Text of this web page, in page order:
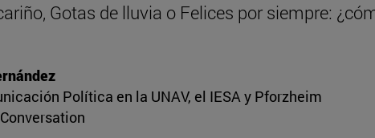
Gotas de lluvia o Felices por siempre:
Política en la UNAV, el IESA y Pforzheim